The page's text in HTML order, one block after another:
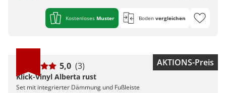
Kostenloses Muster Boden vergleichen
AKTIONS-Preis
5,0 (3)
Klick-Vinyl Alberta rust
Set mit integrierter Dämmung und Fußleiste